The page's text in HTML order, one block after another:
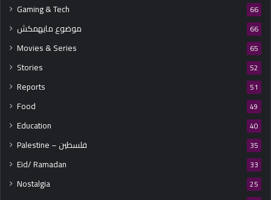
Gaming & Tech 66
موضوع مايهمكش 66
Movies & Series 65
Stories 52
Reports 51
Food 49
Education 40
Palestine – فلسطين 35
Eid/ Ramadan 33
Nostalgia 25